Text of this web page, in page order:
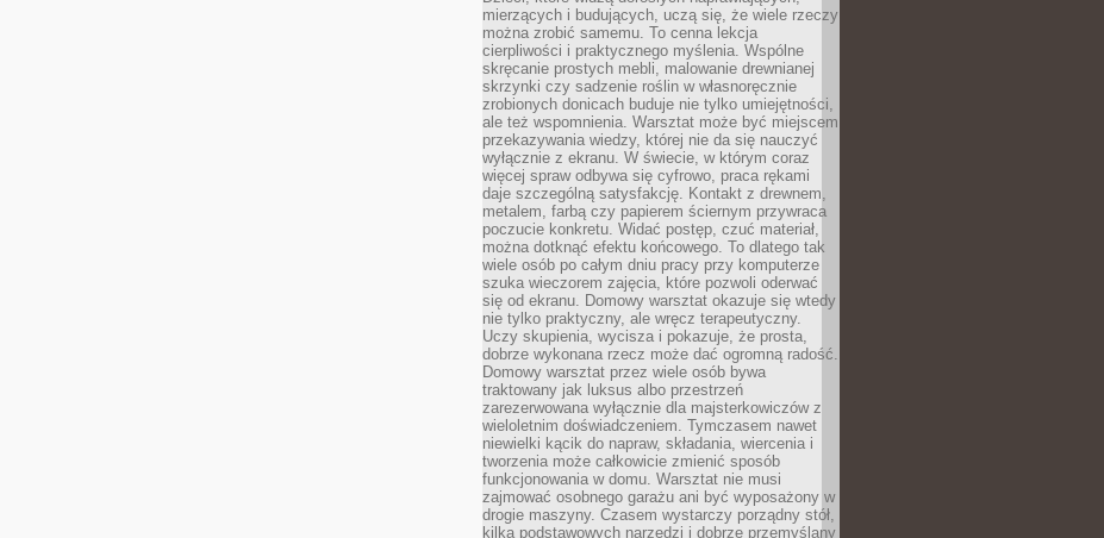
mierzących i budujących, uczą się, że wiele rzeczy
można zrobić samemu. To cenna lekcja
cierpliwości i praktycznego myślenia. Wspólne
skręcanie prostych mebli, malowanie drewnianej
skrzynki czy sadzenie roślin w własnoręcznie
zrobionych donicach buduje nie tylko umiejętności,
ale też wspomnienia. Warsztat może być miejscem
przekazywania wiedzy, której nie da się nauczyć
wyłącznie z ekranu. W świecie, w którym coraz
więcej spraw odbywa się cyfrowo, praca rękami
daje szczególną satysfakcję. Kontakt z drewnem,
metalem, farbą czy papierem ściernym przywraca
poczucie konkretu. Widać postęp, czuć materiał,
można dotknąć efektu końcowego. To dlatego tak
wiele osób po całym dniu pracy przy komputerze
szuka wieczorem zajęcia, które pozwoli oderwać
się od ekranu. Domowy warsztat okazuje się wtedy
nie tylko praktyczny, ale wręcz terapeutyczny.
Uczy skupienia, wycisza i pokazuje, że prosta,
dobrze wykonana rzecz może dać ogromną radość.
Domowy warsztat przez wiele osób bywa
traktowany jak luksus albo przestrzeń
zarezerwowana wyłącznie dla majsterkowiczów z
wieloletnim doświadczeniem. Tymczasem nawet
niewielki kącik do napraw, składania, wiercenia i
tworzenia może całkowicie zmienić sposób
funkcjonowania w domu. Warsztat nie musi
zajmować osobnego garażu ani być wyposażony w
drogie maszyny. Czasem wystarczy porządny stół,
kilka podstawowych narzędzi i dobrze przemyślany